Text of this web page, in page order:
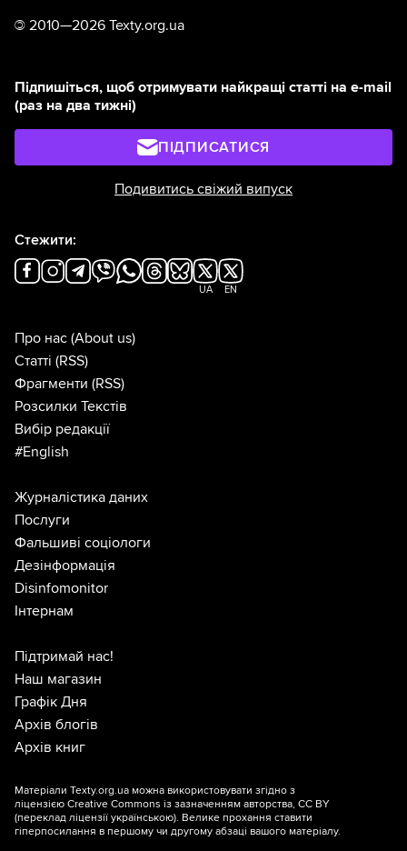
© 2010—2026 Texty.org.ua
Підпишіться, щоб отримувати найкращі статті на e-mail
(раз на два тижні)
ПІДПИСАТИСЯ
Подивитись свіжий випуск
Стежити:
UA EN
Про нас (About us)
Статті (RSS)
Фрагменти (RSS)
Розсилки Текстів
Вибір редакції
#English
Журналістика даних
Послуги
Фальшиві соціологи
Дезінформація
Disinfomonitor
Інтернам
Підтримай нас!
Наш магазин
Графік Дня
Архів блогів
Архів книг
Матеріали Texty.org.ua можна використовувати згідно з
ліцензією Creative Commons із зазначенням авторства, CC BY
(переклад ліцензії українською). Велике прохання ставити
гіперпосилання в першому чи другому абзаці вашого матеріалу.